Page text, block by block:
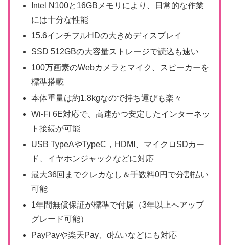
Intel N100と16GBメモリにより、日常的な作業
には十分な性能
15.6インチフルHDの大きめディスプレイ
SSD 512GBの大容量ストレージで読込も速い
100万画素のWebカメラとマイク、スピーカーを
標準搭載
本体重量は約1.8kgなので持ち運びも楽々
Wi-Fi 6E対応で、高速かつ安定したインターネッ
ト接続が可能
USB TypeAやTypeC，HDMI、マイクロSDカー
ド、イヤホンジャックなどに対応
最大36回までクレカなし＆手数料0円で分割払い
可能
1年間無償保証が標準で付属（3年以上へアップ
グレード可能）
PayPayや楽天Pay、d払いなどにも対応